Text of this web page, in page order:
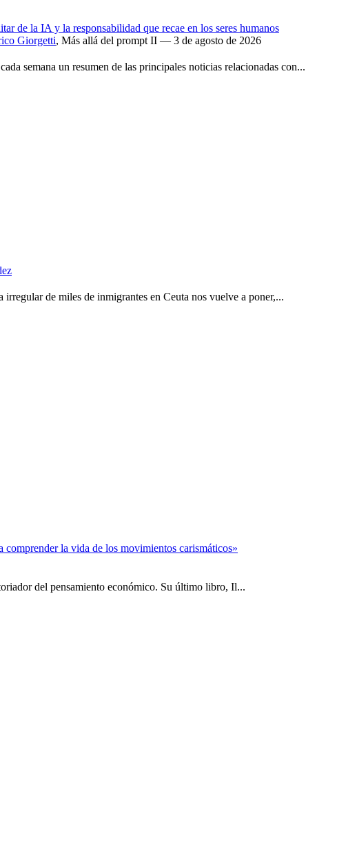
de la IA y la responsabilidad que recae en los seres humanos
Giorgetti, Más allá del prompt II — 3 de agosto de 2026
semana un resumen de las principales noticias relacionadas con...
irregular de miles de inmigrantes en Ceuta nos vuelve a poner,...
comprender la vida de los movimientos carismáticos»
del pensamiento económico. Su último libro, Il...